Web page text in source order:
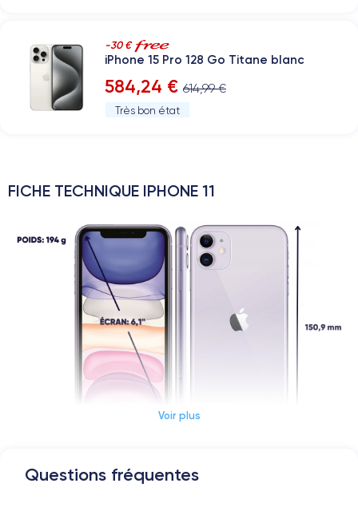
-30 €
iPhone 15 Pro 128 Go Titane blanc
584,24 € 614,99 €
Très bon état
FICHE TECHNIQUE IPHONE 11
Dimensions et poids iPhone 11
Voir plus
Questions fréquentes